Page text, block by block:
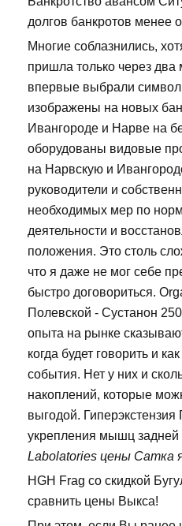
долгов банкротов менее
Многие соблазнились,
пришла только через два
впервые выбрали
изображены на новых
Ивангороде и Нарве на
оборудованы видовые
на Нарвскую и
руководители и
необходимых мер по
деятельности и
положения. Это столь
что я даже не мог себе
быстро договориться.
Полевской - Сустанон
опыта на рынке
когда будет говорить и
события. Нет у них и
накоплений, которые
выгодой.
укрепления мышц задней
Labolatories цены Сатка
HGH Frag со скидкой
сравнить цены Выкса!